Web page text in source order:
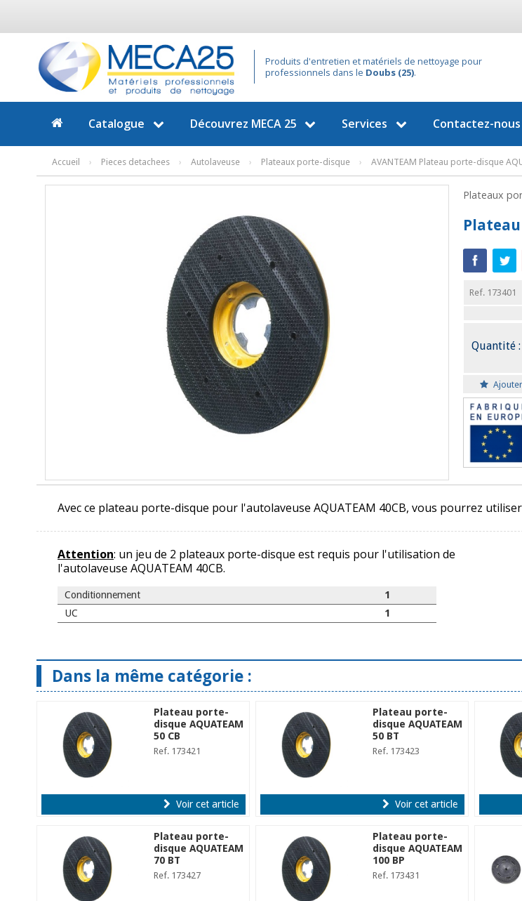
Produits d'entretien et matériels de nettoyage pour
professionnels dans le Doubs (25).
Catalogue Découvrez MECA 25 Services Contactez-nous
Accueil › Pieces detachees › Autolaveuse › Plateaux porte-disque › AVANTEAM Plateau porte-disque
Plateaux
Ref. 173401
Quantité :
Avec ce plateau porte-disque pour l'autolaveuse AQUATEAM 40CB, vous pourrez
Attention: un jeu de 2 plateaux porte-disque est requis pour l'utilisation de
l'autolaveuse AQUATEAM 40CB.
Conditionnement
1
UC
1
Dans la même catégorie :
Plateau porte-
disque AQUATEAM
50 CB
Ref. 173421
Voir cet article
Plateau porte-
disque AQUATEAM
50 BT
Ref. 173423
Voir cet article
Plateau porte-
disque AQUATEAM
70 BT
Ref. 173427
Plateau porte-
disque AQUATEAM
100 BP
Ref. 173431